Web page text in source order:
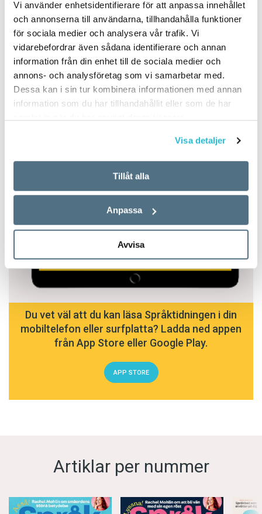
Vi använder enhetsidentifierare för att anpassa innehållet
och annonserna till användarna, tillhandahålla funktioner
för sociala medier och analysera vår trafik. Vi
vidarebefordrar även sådana identifierare och annan
information från din enhet till de sociala medier och
annons- och analysföretag som vi samarbetar med.
Dessa kan i sin tur kombinera informationen med annan
information som du har tillhandahållit eller som de har
Visa detaljer
Tillåt alla
Anpassa
Avvisa
Du vet väl att du kan läsa Språktidningen i din
mobiltelefon eller surfplatta? Ladda ned appen
från App Store eller Google Play.
APP STORE
Artiklar per nummer